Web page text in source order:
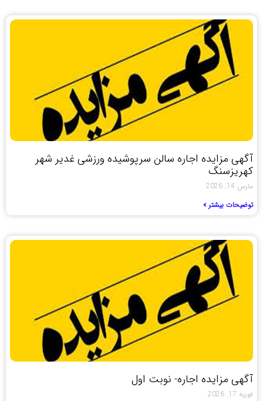
آگهی مزایده اجاره سالن سرپوشیده ورزشی غدیر شهر
کهریزسنگ
مارس 14, 2026
توضیحات بیشتر »
آگهی مزایده اجاره- نوبت اول
فوریه 17, 2026